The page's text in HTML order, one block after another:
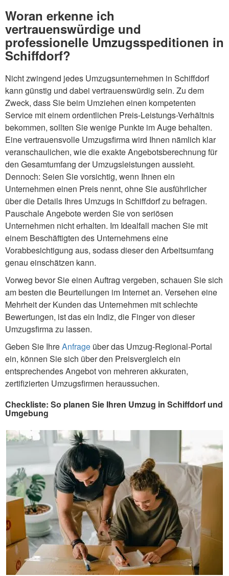
Woran erkenne ich
vertrauenswürdige und
professionelle Umzugsspeditionen in
Schiffdorf?
Nicht zwingend jedes Umzugsunternehmen in Schiffdorf
kann günstig und dabei vertrauenswürdig sein. Zu dem
Zweck, dass Sie beim Umziehen einen kompetenten
Service mit einem ordentlichen Preis-Leistungs-Verhältnis
bekommen, sollten Sie wenige Punkte im Auge behalten.
Eine vertrauensvolle Umzugsfirma wird Ihnen nämlich klar
veranschaulichen, wie die exakte Angebotsberechnung für
den Gesamtumfang der Umzugsleistungen aussieht.
Dennoch: Seien Sie vorsichtig, wenn Ihnen ein
Unternehmen einen Preis nennt, ohne Sie ausführlicher
über die Details Ihres Umzugs in Schiffdorf zu befragen.
Pauschale Angebote werden Sie von seriösen
Unternehmen nicht erhalten. Im Idealfall machen Sie mit
einem Beschäftigten des Unternehmens eine
Vorabbesichtigung aus, sodass dieser den Arbeitsumfang
genau einschätzen kann.
Vorweg bevor Sie einen Auftrag vergeben, schauen Sie sich
am besten die Beurteilungen im Internet an. Versehen eine
Mehrheit der Kunden das Unternehmen mit schlechte
Bewertungen, ist das ein Indiz, die Finger von dieser
Umzugsfirma zu lassen.
Geben Sie IhreAnfrage über das Umzug-Regional-Portal
ein, können Sie sich über den Preisvergleich ein
entsprechendes Angebot von mehreren akkuraten,
zertifizierten Umzugsfirmen heraussuchen.
Checkliste: So planen Sie Ihren Umzug in Schiffdorf und
Umgebung